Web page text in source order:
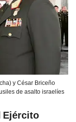
y César Briceño
de asalto israelíes
Ejército